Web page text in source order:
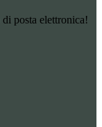
posta elettronica!